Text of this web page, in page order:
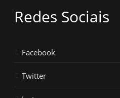
Redes Sociais
Facebook
Twitter